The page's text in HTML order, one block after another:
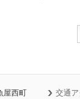
屋西町 交通ア